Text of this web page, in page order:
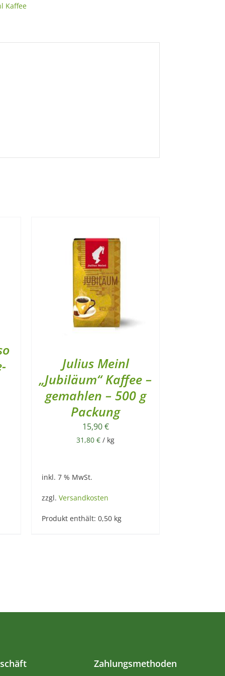
Kaffee
Julius Meinl
„Jubiläum“ Kaffee –
gemahlen – 500 g
Packung
15,90€
31,80 € / kg
inkl. 7 % MwSt.
zzgl. Versandkosten
Produkt enthält: 0,50 kg
Zahlungsmethoden